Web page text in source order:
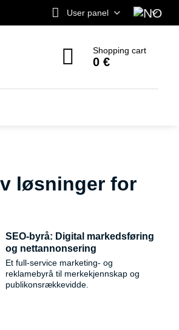
User panel
Shopping cart
0 €
løsninger for
SEO-byrå: Digital markedsføring
og nettannonsering
Et full-service marketing- og
reklamebyrå til merkekjennskap og
publikonsrækkevidde.